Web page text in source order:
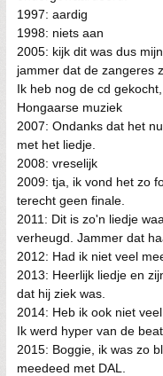
1997: aardig
1998: niets aan
2005: kijk dit was dus
jammer dat de zangeres
Ik heb nog de cd
Hongaarse muziek
2007: Ondanks dat het
met het liedje.
2008: vreselijk
2009: tja, ik vond het zo
terecht geen finale.
2011: Dit is zo'n liedje
verheugd. Jammer dat
2012: Had ik niet veel
2013: Heerlijk liedje en
dat hij ziek was.
2014: Heb ik ook niet
Ik werd hyper van de
2015: Boggie, ik was zo
meedeed met DAL.